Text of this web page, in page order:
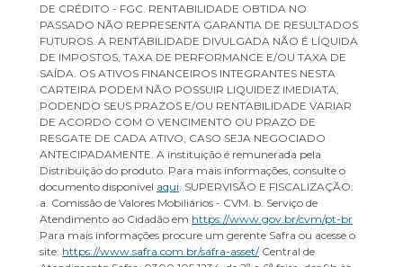
DE CRÉDITO - FGC. RENTABILIDADE OBTIDA NO
PASSADO NÃO REPRESENTA GARANTIA DE RESULTADOS
FUTUROS. A RENTABILIDADE DIVULGADA NÃO É LÍQUIDA
DE IMPOSTOS, TAXA DE PERFORMANCE E/OU TAXA DE
SAÍDA. OS ATIVOS FINANCEIROS INTEGRANTES NESTA
CARTEIRA PODEM NÃO POSSUIR LIQUIDEZ IMEDIATA,
PODENDO SEUS PRAZOS E/OU RENTABILIDADE VARIAR
DE ACORDO COM O VENCIMENTO OU PRAZO DE
RESGATE DE CADA ATIVO, CASO SEJA NEGOCIADO
ANTECIPADAMENTE. A instituição é remunerada pela
Distribuição do produto. Para mais informações, consulte o
documento disponível aqui . SUPERVISÃO E FISCALIZAÇÃO:
a. Comissão de Valores Mobiliários - CVM. b. Serviço de
Atendimento ao Cidadão em https://www.gov.br/cvm/pt-br
Para mais informações procure um gerente Safra ou acesse o
site: https://www.safra.com.br/safra-asset/Central de